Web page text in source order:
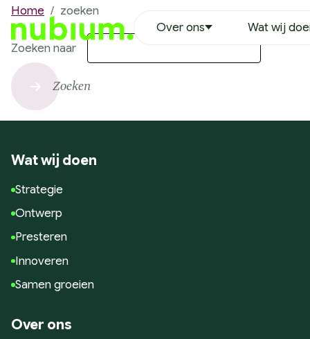
Over ons
Ons team
Erwin Duinkerken
Robin Leenheer
Tim van der Heijden
Vacatures
Historie
Over ons Wat wij
Home / zoeken
Zoeken naar
Zoeken
Wat wij doen
Strategie
Ontwerp
Presteren
Innoveren
Samen groeien
Over ons